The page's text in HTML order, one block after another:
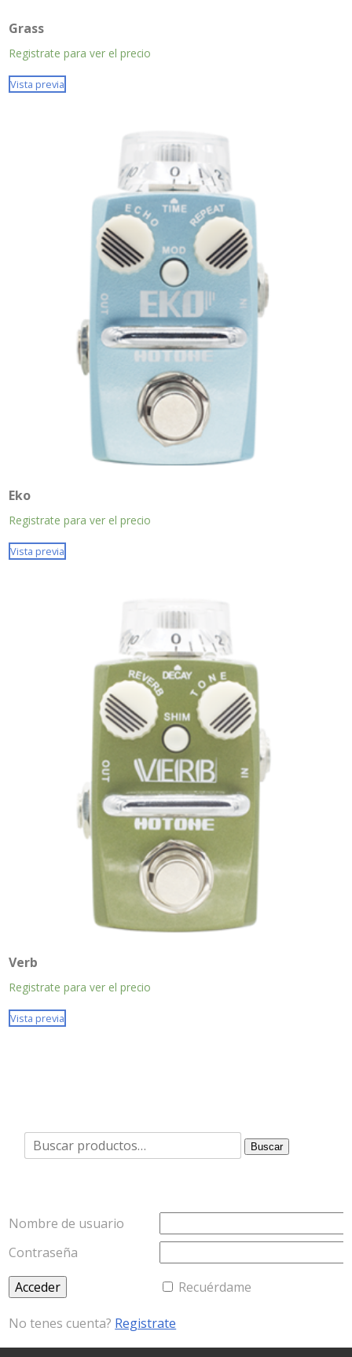
Grass
Registrate para ver el precio
Vista previa
Eko
Registrate para ver el precio
Vista previa
Verb
Registrate para ver el precio
Vista previa
Buscar
por:
Buscar
Nombre de usuario
Contraseña
Recuérdame
No tenes cuenta? Registrate